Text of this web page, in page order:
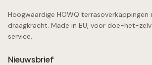
Hoogwaardige HOWQ terrasoverkappingen
draagkracht. Made in EU, voor doe-het-
service.
Nieuwsbrief